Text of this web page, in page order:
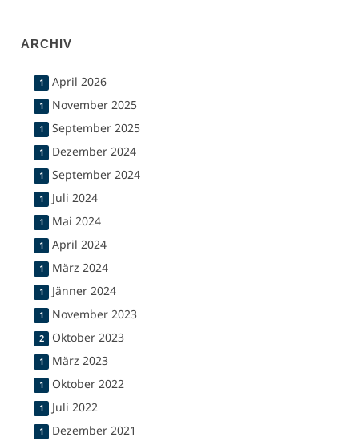
ARCHIV
1 April 2026
1 November 2025
1 September 2025
1 Dezember 2024
1 September 2024
1 Juli 2024
1 Mai 2024
1 April 2024
1 März 2024
1 Jänner 2024
1 November 2023
2 Oktober 2023
1 März 2023
1 Oktober 2022
1 Juli 2022
1 Dezember 2021